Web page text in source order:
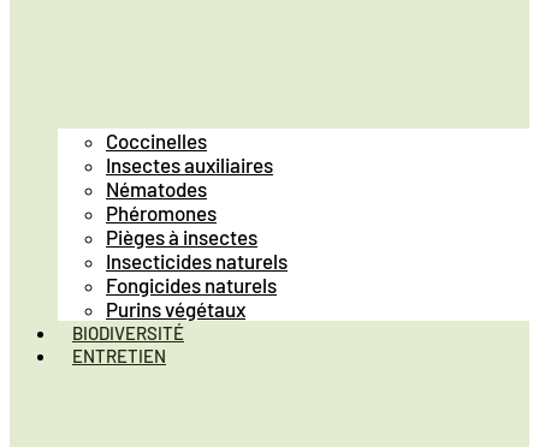
Coccinelles
Insectes auxiliaires
Nématodes
Phéromones
Pièges à insectes
Insecticides naturels
Fongicides naturels
Purins végétaux
BIODIVERSITÉ
ENTRETIEN